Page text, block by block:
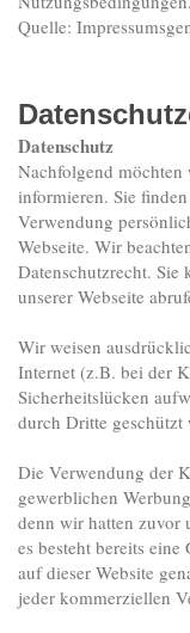
Quelle:
Datenschutz
Nachfolgend möchten
informieren. Sie
Verwendung
Webseite. Wir
Datenschutzrecht. Sie
unserer Webseite
Wir weisen
Internet (z.B. bei der
Sicherheitslücken
durch Dritte geschützt
Die Verwendung der
gewerblichen
denn wir hatten zuvor
es besteht bereits
auf dieser Website
jeder kommerziellen